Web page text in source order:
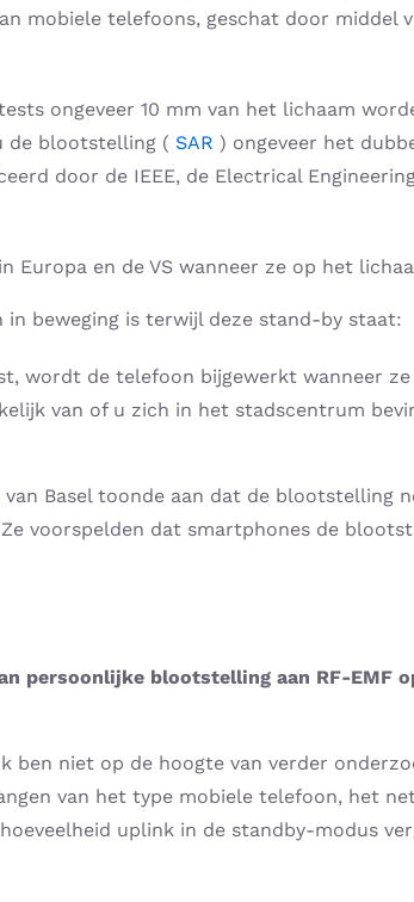
mobiele telefoons, geschat door middel
ongeveer 10 mm van het lichaam
de blootstelling ( SAR ) ongeveer het
door de IEEE, de Electrical
en de VS wanneer ze op het
beweging is terwijl deze stand-by staat:
wordt de telefoon bijgewerkt wanneer
van of u zich in het stadscentrum
Basel toonde aan dat de blootstelling
voorspelden dat smartphones de
persoonlijke blootstelling aan RF-EMF
ben niet op de hoogte van verder
van het type mobiele telefoon, het
uplink in de standby-modus